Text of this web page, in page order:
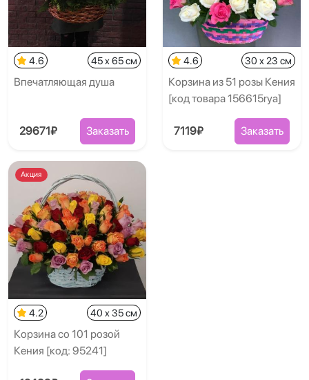
4.6 45 x 65 см
Впечатляющая душа
29671₽ Заказать
4.6 30 x 23 см
Корзина из 51 розы Кения
[код товара 156615rya]
7119₽ Заказать
Акция
4.2 40 x 35 см
Корзина со 101 розой
Кения [код: 95241]